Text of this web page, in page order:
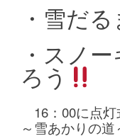
・雪だ
・スノ
ろう
16：00に点灯
～雪あかりの道